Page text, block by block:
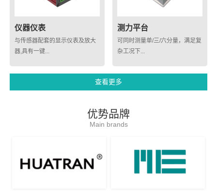
仪器仪表
与传感器配套的显示仪表及放大
器,具有一键...
测力平台
可同时测量单/三/六分量，满足复
杂工况下...
查看更多
优势品牌
Main brands